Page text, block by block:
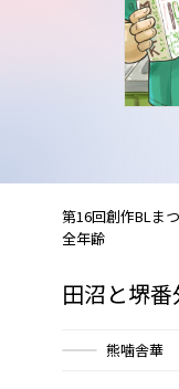
第16回創作BLま
全年齢
田沼と堺番
熊噛舎華